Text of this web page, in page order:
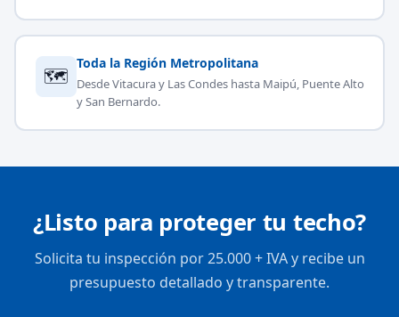
🗺
Toda la Región Metropolitana
Desde Vitacura y Las Condes hasta Maipú, Puente Alto
y San Bernardo.
¿Listo para proteger tu techo?
Solicita tu inspección por 25.000 + IVA y recibe un
presupuesto detallado y transparente.